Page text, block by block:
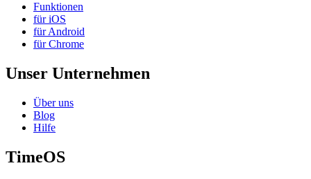
Funktionen
für iOS
für Android
für Chrome
Unser Unternehmen
Über uns
Blog
Hilfe
TimeOS